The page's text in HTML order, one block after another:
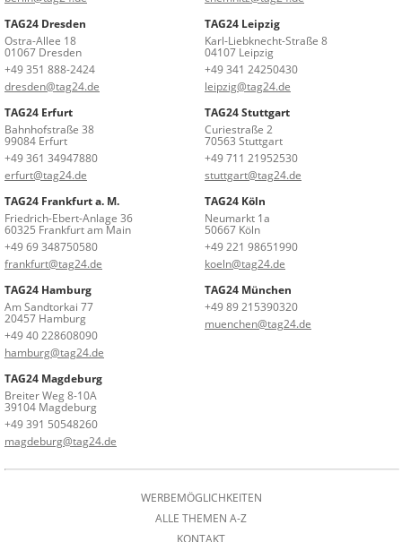
TAG24 Dresden
Ostra-Allee 18
01067 Dresden
+49 351 888-2424
dresden@tag24.de
TAG24 Leipzig
Karl-Liebknecht-Straße 8
04107 Leipzig
+49 341 24250430
leipzig@tag24.de
TAG24 Erfurt
Bahnhofstraße 38
99084 Erfurt
+49 361 34947880
erfurt@tag24.de
TAG24 Stuttgart
Curiestraße 2
70563 Stuttgart
+49 711 21952530
stuttgart@tag24.de
TAG24 Frankfurt a. M.
Friedrich-Ebert-Anlage 36
60325 Frankfurt am Main
+49 69 348750580
frankfurt@tag24.de
TAG24 Köln
Neumarkt 1a
50667 Köln
+49 221 98651990
koeln@tag24.de
TAG24 Hamburg
Am Sandtorkai 77
20457 Hamburg
+49 40 228608090
hamburg@tag24.de
TAG24 München
+49 89 215390320
muenchen@tag24.de
TAG24 Magdeburg
Breiter Weg 8-10A
39104 Magdeburg
+49 391 50548260
magdeburg@tag24.de
WERBEMÖGLICHKEITEN
ALLE THEMEN A-Z
KONTAKT